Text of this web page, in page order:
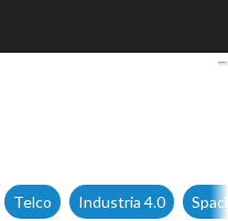
Angelillo
Telco Industria 4.0